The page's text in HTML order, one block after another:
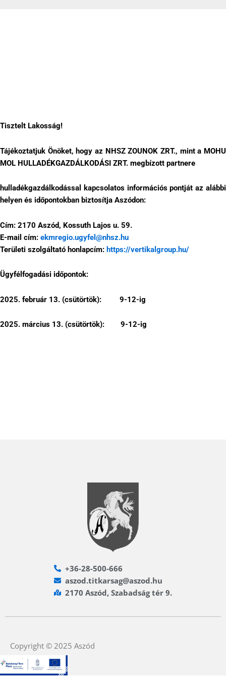
Tisztelt Lakosság!
Tájékoztatjuk Önöket, hogy az NHSZ ZOUNOK ZRT., mint a MOHU
MOL HULLADÉKGAZDÁLKODÁSI ZRT. megbízott partnere
hulladékgazdálkodással kapcsolatos információs pontját az alábbi
helyen és időpontokban biztosítja Aszódon:
Cím: 2170 Aszód, Kossuth Lajos u. 59.
E-mail cím: ekmregio.ugyfel@nhsz.hu
Területi szolgáltató honlapcím: https://vertikalgroup.hu/
Ügyfélfogadási időpontok:
2025. február 13. (csütörtök): 9-12-ig
2025. március 13. (csütörtök): 9-12-ig
+36-28-500-666
aszod.titkarsag@aszod.hu
2170 Aszód, Szabadság tér 9.
Copyright © 2025 Aszód